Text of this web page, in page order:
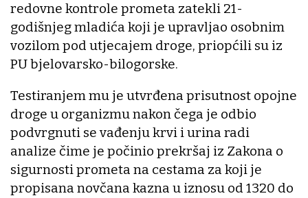
redovne kontrole prometa zatekli 21-
godišnjeg mladića koji je upravljao osobnim
vozilom pod utjecajem droge, priopćili su iz
PU bjelovarsko-bilogorske.
Testiranjem mu je utvrđena prisutnost opojne
droge u organizmu nakon čega je odbio
podvrgnuti se vađenju krvi i urina radi
analize čime je počinio prekršaj iz Zakona o
sigurnosti prometa na cestama za koji je
propisana novčana kazna u iznosu od 1320 do